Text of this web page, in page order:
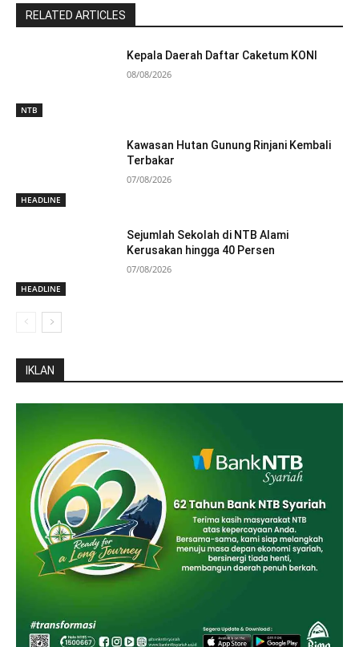
RELATED ARTICLES
NTB
Kepala Daerah Daftar Caketum KONI
08/08/2026
HEADLINE
Kawasan Hutan Gunung Rinjani Kembali
Terbakar
07/08/2026
HEADLINE
Sejumlah Sekolah di NTB Alami
Kerusakan hingga 40 Persen
07/08/2026
IKLAN